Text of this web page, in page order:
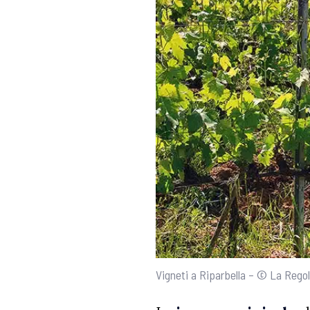
Vigneti a Riparbella – © La